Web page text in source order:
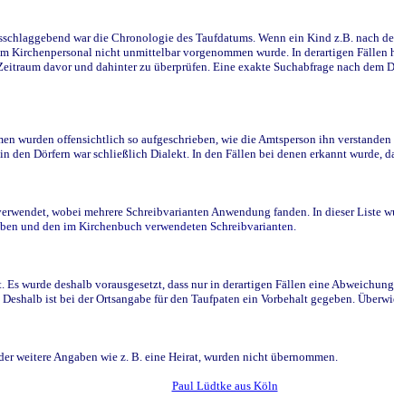
war die Chronologie des Taufdatums. Wenn ein Kind z.B. nach
Kirchenpersonal nicht unmittelbar vorgenommen wurde. In derartigen
davor und dahinter zu überprüfen. Eine exakte Suchabfrage nach
wurden offensichtlich so aufgeschrieben, wie die Amtsperson ihn
den Dörfern war schließlich Dialekt. In den Fällen bei denen erkannt wurde,
wobei mehrere Schreibvarianten Anwendung fanden. In dieser Liste
und den im Kirchenbuch verwendeten Schreibvarianten.
wurde deshalb vorausgesetzt, dass nur in derartigen Fällen eine
ist bei der Ortsangabe für den Taufpaten ein Vorbehalt gegeben.
weitere Angaben wie z. B. eine Heirat, wurden nicht übernommen.
Paul Lüdtke aus Köln